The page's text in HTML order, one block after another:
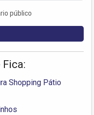
público
Shopping Pátio